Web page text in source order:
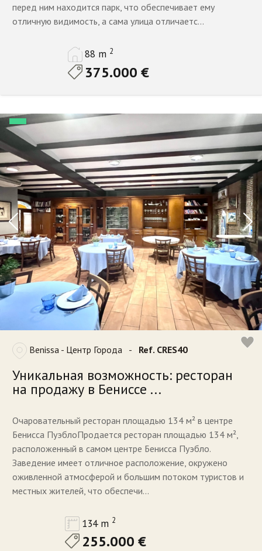
перед ним находится парк, что обеспечивает ему
отличную видимость, а сама улица отличаетс...
88 m 2
375.000 €
Benissa - Центр Города - Ref. CRES40
Уникальная возможность: ресторан
на продажу в Бениссе ...
Очаровательный ресторан площадью 134 м² в центре
Бенисса ПуэблоПродается ресторан площадью 134 м²,
расположенный в самом центре Бенисса Пуэбло.
Заведение имеет отличное расположение, окружено
оживленной атмосферой и большим потоком туристов и
местных жителей, что обеспечи...
134 m 2
255.000 €